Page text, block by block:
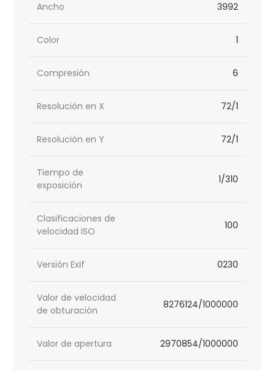
Ancho 3992
Color 1
Compresión 6
Resolución en X 72/1
Resolución en Y 72/1
Tiempo de
exposición
1/310
Clasificaciones de
velocidad ISO
100
Versión Exif 0230
Valor de velocidad
de obturación
8276124/1000000
Valor de apertura 2970854/1000000